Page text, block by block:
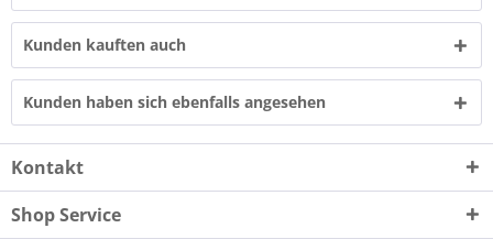
Kunden kauften auch
Kunden haben sich ebenfalls angesehen
Kontakt
Shop Service